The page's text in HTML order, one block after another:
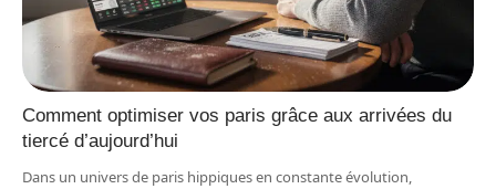
Comment optimiser vos paris grâce aux arrivées du
tiercé d’aujourd’hui
Dans un univers de paris hippiques en constante évolution,